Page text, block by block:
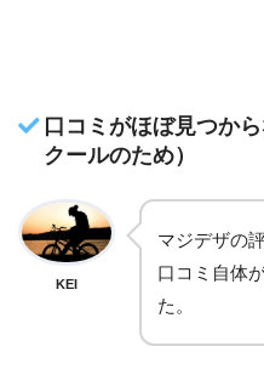
口コミがほぼ見つか
クールのため）
KEI
マジデザの
口コミ自体
た。